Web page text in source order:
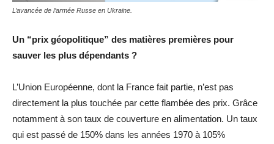
L’avancée de l’armée Russe en Ukraine.
Un “prix géopolitique” des matières premières pour
sauver les plus dépendants ?
L’Union Européenne, dont la France fait partie, n’est pas
directement la plus touchée par cette flambée des prix. Grâce
notamment à son taux de couverture en alimentation. Un taux
qui est passé de 150% dans les années 1970 à 105%